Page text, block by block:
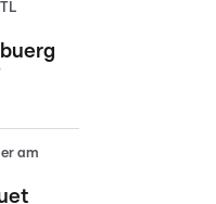
am